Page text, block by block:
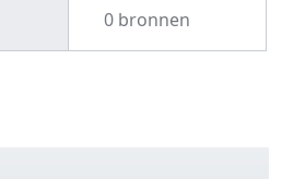
0 bronnen